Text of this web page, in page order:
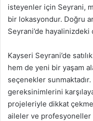
isteyenler için Seyrani,
bir lokasyondur. Doğru
Seyrani’de
Kayseri Seyrani’de
hem de yeni bir yaşam
seçenekler
gereksinimlerini
projeleriyle dikkat
aileler ve profesyoneller